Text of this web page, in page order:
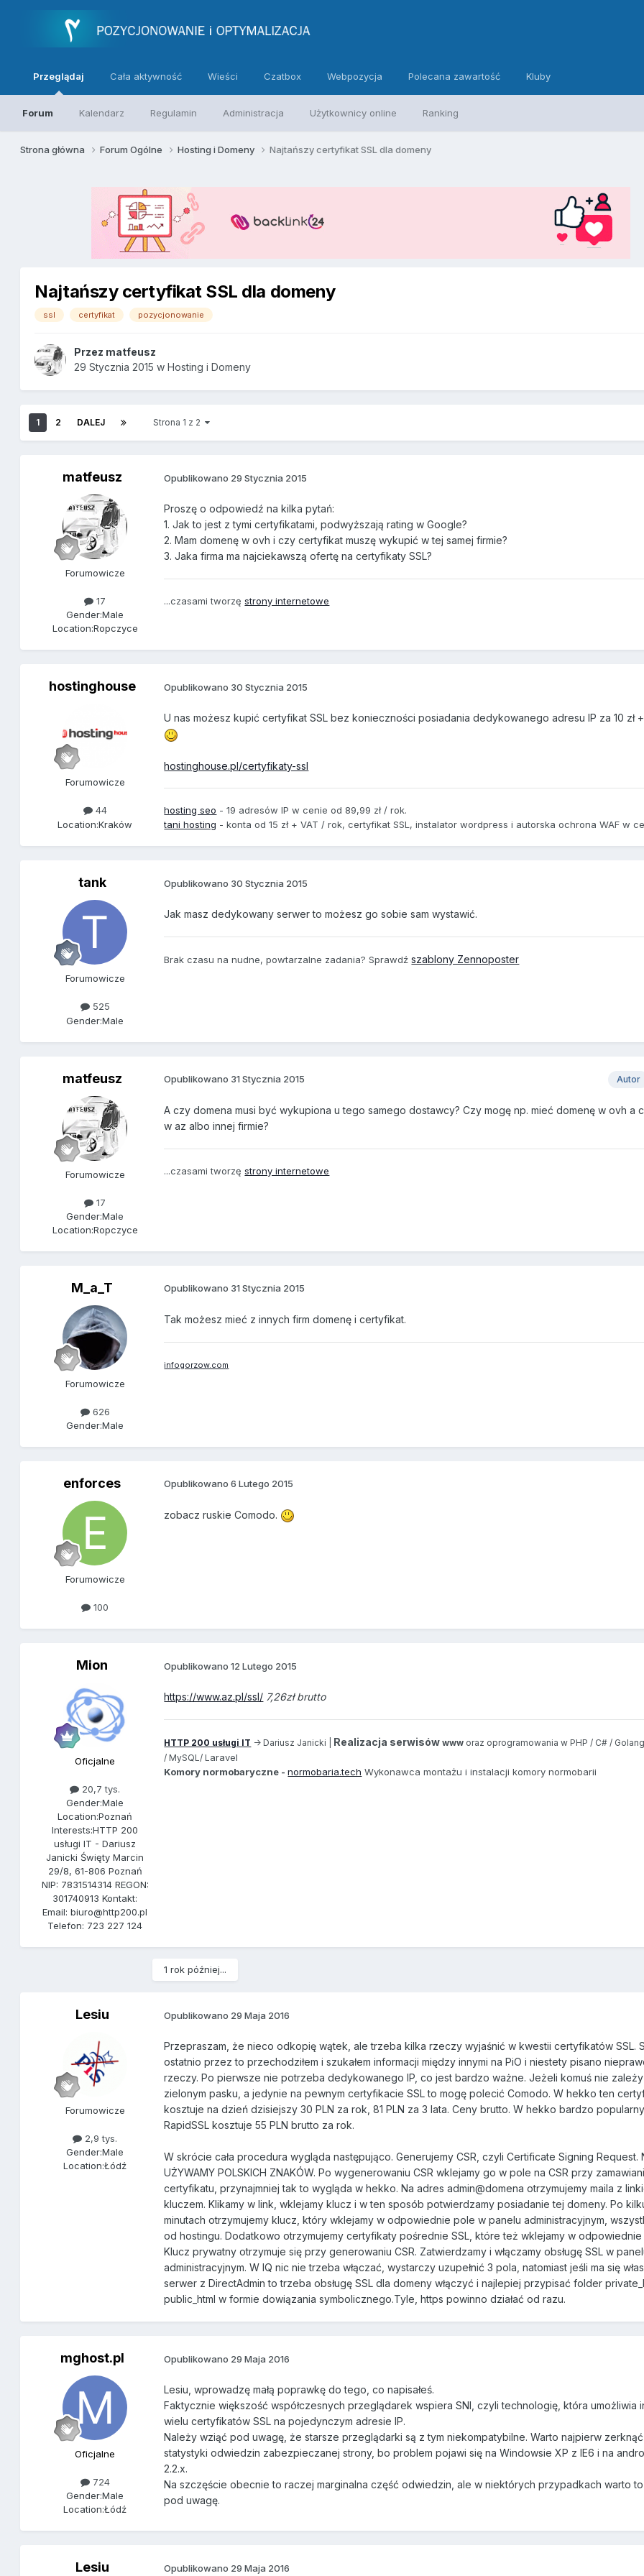
Przeglądaj
Forum Kalendarz Regulamin Administracja Użytkownicy online Ranking
Cała aktywność Wieści Czatbox Webpozycja Polecana zawartość Kluby
Strona główna Forum Ogólne Hosting i Domeny Najtańszy certyfikat SSL dla domeny
Najtańszy certyfikat SSL dla domeny
ssl certyfikat pozycjonowanie
Przez matfeusz
29 Stycznia 2015 wHosting i Domeny
1 2 DALEJ Strona 1 z 2
matfeusz
Forumowicze
17
Gender:Male
Location:Ropczyce
Opublikowano 29 Stycznia 2015
Proszę o odpowiedź na kilka pytań:
1. Jak to jest z tymi certyfikatami, podwyższają rating w Google?
2. Mam domenę w ovh i czy certyfikat muszę wykupić w tej samej firmie?
3. Jaka firma ma najciekawszą ofertę na certyfikaty SSL?
...czasami tworzęstrony internetowe
hostinghouse
Forumowicze
44
Location:Kraków
Opublikowano 30 Stycznia 2015
U nas możesz kupić certyfikat SSL bez konieczności posiadania dedykowanego adresu IP za 10 zł
hostinghouse.pl/certyfikaty-ssl
hosting seo - 19 adresów IP w cenie od 89,99 zł / rok.
tani hosting - konta od 15 zł + VAT / rok, certyfikat SSL, instalator wordpress i autorska ochrona WAF w
tank
Forumowicze
525
Gender:Male
Opublikowano 30 Stycznia 2015
Jak masz dedykowany serwer to możesz go sobie sam wystawić.
Brak czasu na nudne, powtarzalne zadania? Sprawdźszablony Zennoposter
matfeusz
Forumowicze
17
Gender:Male
Location:Ropczyce
Autor
Opublikowano 31 Stycznia 2015
A czy domena musi być wykupiona u tego samego dostawcy? Czy mogę np. mieć domenę w ovh a
w az albo innej firmie?
...czasami tworzęstrony internetowe
M_a_T
Forumowicze
626
Gender:Male
Opublikowano 31 Stycznia 2015
Tak możesz mieć z innych firm domenę i certyfikat.
infogorzow.com
enforces
Forumowicze
100
Opublikowano6 Lutego 2015
zobacz ruskie Comodo.
Mion
Oficjalne
20,7 tys.
Gender:Male
Location:Poznań
Interests:HTTP 200
usługi IT - Dariusz
Janicki Święty Marcin
29/8, 61-806 Poznań
NIP: 7831514314 REGON:
301740913 Kontakt:
Email: biuro@http200.pl
Telefon: 723 227 124
Opublikowano12 Lutego 2015
https://www.az.pl/ssl/ 7,26zł brutto
HTTP 200 usługi IT -> Dariusz Janicki | Realizacja serwisów www oraz oprogramowania w PHP / C# /
/ MySQL/ Laravel
Komory normobaryczne -normobaria.tech Wykonawca montażu i instalacji komory normobarii
1 rok później...
Lesiu
Forumowicze
2,9 tys.
Gender:Male
Location:Łódź
Opublikowano 29 Maja 2016
Przepraszam, że nieco odkopię wątek, ale trzeba kilka rzeczy wyjaśnić w kwestii certyfikatów SSL.
ostatnio przez to przechodziłem i szukałem informacji między innymi na PiO i niestety pisano
rzeczy. Po pierwsze nie potrzeba dedykowanego IP, co jest bardzo ważne. Jeżeli komuś nie zależy
zielonym pasku, a jedynie na pewnym certyfikacie SSL to mogę polecić Comodo. W hekko ten
kosztuje na dzień dzisiejszy 30 PLN za rok, 81 PLN za 3 lata. Ceny brutto. W hekko bardzo popularny
RapidSSL kosztuje 55 PLN brutto za rok.
W skrócie cała procedura wygląda następująco. Generujemy CSR, czyli Certificate Signing Request.
UŻYWAMY POLSKICH ZNAKÓW. Po wygenerowaniu CSR wklejamy go w pole na CSR przy zamawiani
certyfikatu, przynajmniej tak to wygląda w hekko. Na adres admin@domena otrzymujemy maila z
kluczem. Klikamy w link, wklejamy klucz i w ten sposób potwierdzamy posiadanie tej domeny. Po
minutach otrzymujemy klucz, który wklejamy w odpowiednie pole w panelu administracyjnym,
od hostingu. Dodatkowo otrzymujemy certyfikaty pośrednie SSL, które też wklejamy w odpowiednie
Klucz prywatny otrzymuje się przy generowaniu CSR. Zatwierdzamy i włączamy obsługę SSL w
administracyjnym. W IQ nic nie trzeba włączać, wystarczy uzupełnić 3 pola, natomiast jeśli ma się
serwer z DirectAdmin to trzeba obsługę SSL dla domeny włączyć i najlepiej przypisać folder
public_html w formie dowiązania symbolicznego.Tyle, https powinno działać od razu.
mghost.pl
Oficjalne
724
Gender:Male
Location:Łódź
Opublikowano 29 Maja 2016
Lesiu, wprowadzę małą poprawkę do tego, co napisałeś.
Faktycznie większość współczesnych przeglądarek wspiera SNI, czyli technologię, która umożliwia
wielu certyfikatów SSL na pojedynczym adresie IP.
Należy wziąć pod uwagę, że starsze przeglądarki są z tym niekompatybilne. Warto najpierw
statystyki odwiedzin zabezpieczanej strony, bo problem pojawi się na Windowsie XP z IE6 i na
2.2.x.
Na szczęście obecnie to raczej marginalna część odwiedzin, ale w niektórych przypadkach warto
pod uwagę.
Lesiu Opublikowano 29 Maja 2016